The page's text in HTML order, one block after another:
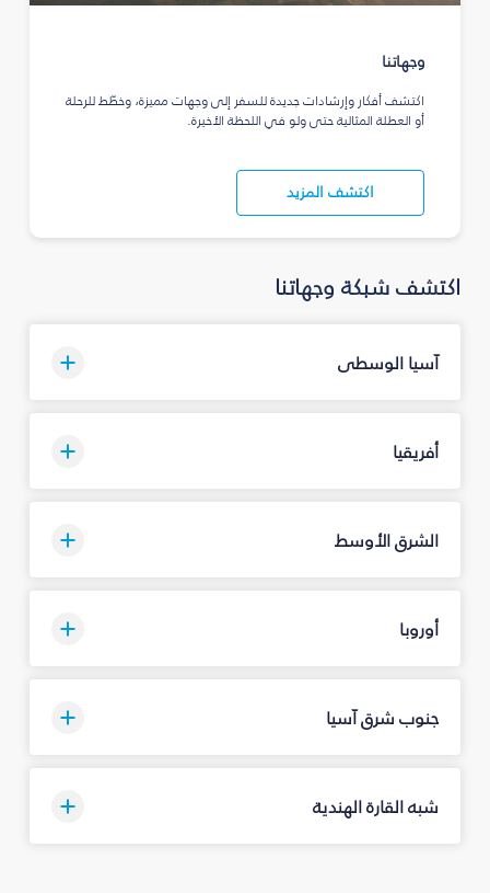
وجهاتنا
اكتشف أفكار وإرشادات جديدة للسفر إلى وجهات مميزة، وخطّط للرحلة
أو العطلة المثالية حتى ولو في اللحظة الأخيرة.
اكتشف المزيد
اكتشف شبكة وجهاتنا
آسيا الوسطى
أفريقيا
الشرق الأوسط
أوروبا
جنوب شرق آسيا
شبه القارة الهندية